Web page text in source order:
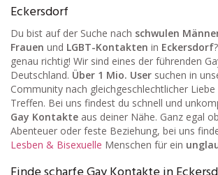
Eckersdorf
Du bist auf der Suche nach schwulen
Frauen und LGBT-Kontakten in Eckersdorf
genau richtig! Wir sind eines der führenden
Deutschland. Über 1 Mio. User suchen in
Community nach gleichgeschlechtlicher Liebe
Treffen. Bei uns findest du schnell und
Gay Kontakte aus deiner Nähe. Ganz egal
Abenteuer oder feste Beziehung, bei uns
Lesben & Bisexuelle Menschen für ein